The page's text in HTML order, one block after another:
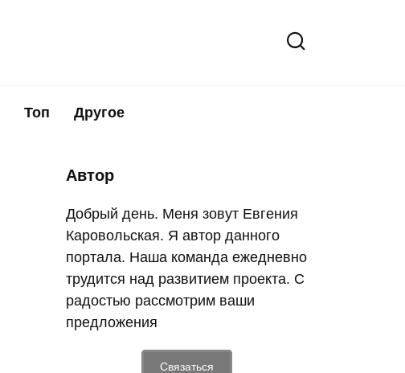
Топ Другое
Автор
Добрый день. Меня зовут Евгения
Каровольская. Я автор данного
портала. Наша команда ежедневно
трудится над развитием проекта. С
радостью рассмотрим ваши
предложения
Связаться